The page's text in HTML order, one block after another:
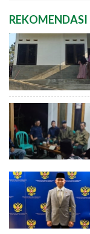
REKOMENDASI